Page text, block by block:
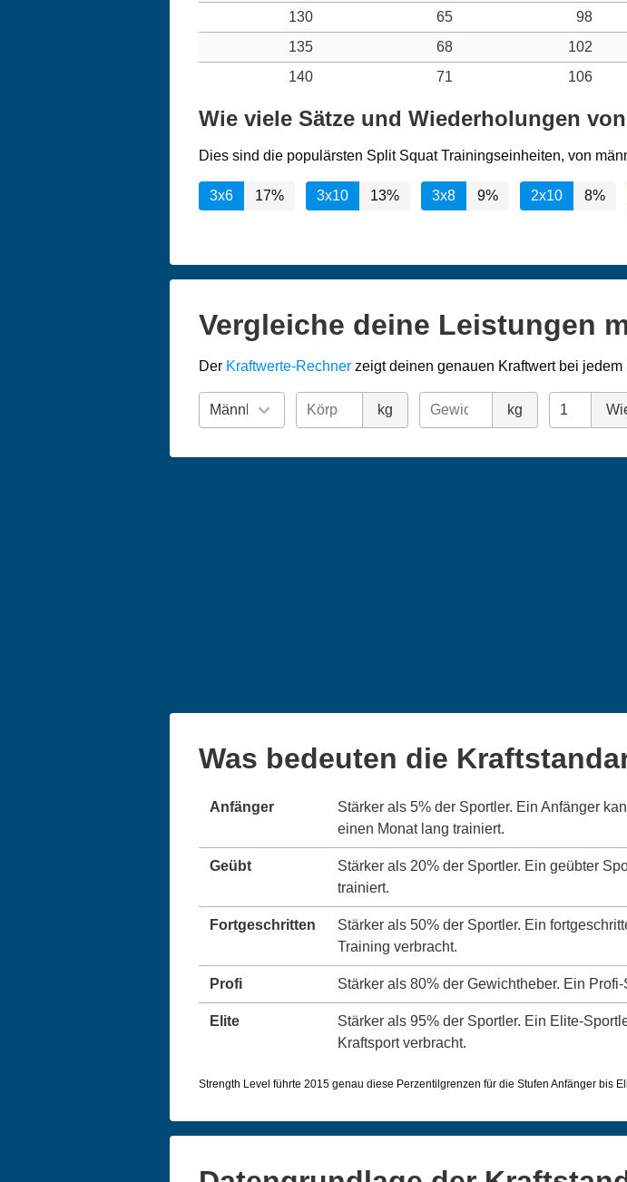
130
65 98
135
68 102
140
71 106
Wie viele Sätze und Wiederholungen
Dies sind die populärsten Split Squat Trainingseinheiten, von
3x6 17% 3x10 13% 3x8 9% 2x10 8%
Vergleiche deine Leistungen
Der Kraftwerte-Rechner zeigt deinen genauen Kraftwert bei jedem
kg kg
Was bedeuten die
Anfänger
Stärker als 5% der Sportler. Ein Anfänger
einen Monat lang trainiert.
Geübt
Stärker als 20% der Sportler. Ein geübter
trainiert.
Fortgeschritten
Stärker als 50% der Sportler. Ein
Training verbracht.
Profi Stärker als 80% der Gewichtheber. Ein
Elite
Stärker als 95% der Sportler. Ein Elite-
Kraftsport verbracht.
Strength Level führte 2015 genau diese Perzentilgrenzen für die Stufen Anfänger bis